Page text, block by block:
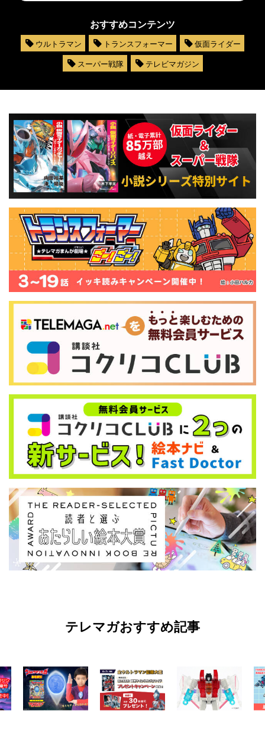
おすすめコンテンツ
ウルトラマン トランスフォーマー
仮面ライダー
スーパー戦隊
テレビマガジン
テレマガおすすめ記事